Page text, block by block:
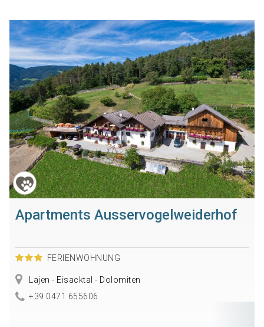
Apartments Ausservogelweiderhof
FERIENWOHNUNG
Lajen - Eisacktal - Dolomiten
+39 0471 655606